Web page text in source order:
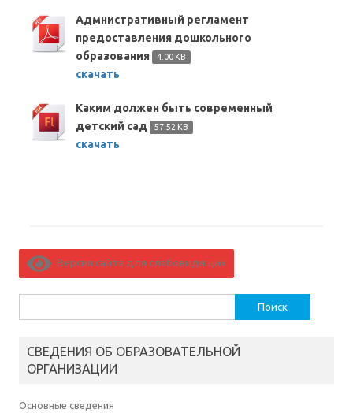
Адмнистративный регламент
предоставления дошкольного
образования
4.00 KB
скачать
Каким должен быть современный
детский сад
57.52 KB
скачать
Версия сайта для слабовидящих
СВЕДЕНИЯ ОБ ОБРАЗОВАТЕЛЬНОЙ
ОРГАНИЗАЦИИ
Основные сведения